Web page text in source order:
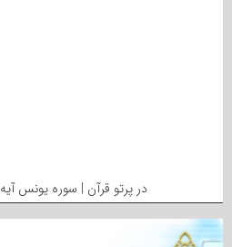
در پرتو قرآن | سوره یونس آیه 64 | دکتر حاجیان